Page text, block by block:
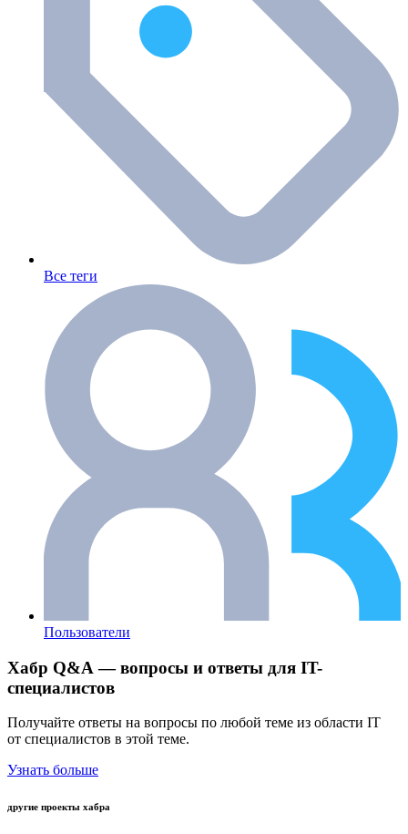
Все теги
Пользователи
Хабр Q&A — вопросы и ответы для IT-
специалистов
Получайте ответы на вопросы по любой теме из области IT
от специалистов в этой теме.
Узнать больше
другие проекты хабра